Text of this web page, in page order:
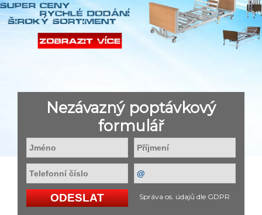
Nezávazný poptávkový
formulář
Správa os. údajů dle GDPR